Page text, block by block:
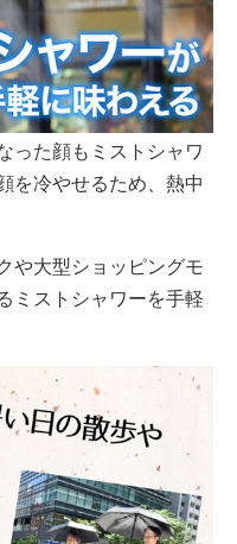
った顔もミストシャワ
を冷やせるため、熱中
や大型ショッピングモ
ミストシャワーを手軽